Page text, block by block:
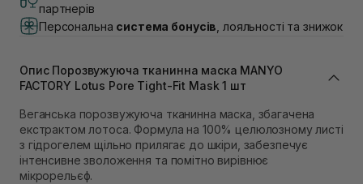
(Duck’s Lake)
Немає в наявності!
Самовивіз м. Львів, вул. Степана Бандери 45
Немає в наявності!
Самовивіз м. Рівне, вул. 16-го Липня, 15
Немає в наявності!
Самовивіз м. Рівне, вул. Кулика і Гудачека 23 (ТЦ
Екватор)
Немає в наявності!
партнерів
Персональна система бонусів , лояльності та знижок
Опис Порозвужуюча тканинна маска MANYO
FACTORY Lotus Pore Tight-Fit Mask 1 шт
Веганська порозвужуюча тканинна маска, збагачена
екстрактом лотоса. Формула на 100% целюлозному листі
з гідрогелем щільно прилягає до шкіри, забезпечує
інтенсивне зволоження та помітно вирівнює
мікрорельєф.